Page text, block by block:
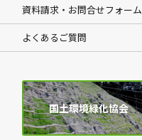
資料請求・お問合せフォーム
よくあるご質問
国土環境緑化協会